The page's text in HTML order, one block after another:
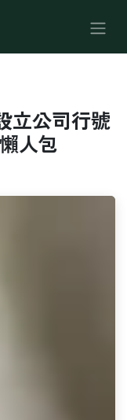
立公司行號
人包